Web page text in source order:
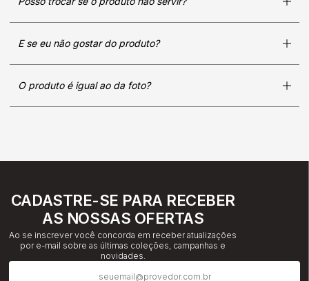
E se eu não gostar do produto?
O produto é igual ao da foto?
CADASTRE-SE PARA RECEBER
AS NOSSAS OFERTAS
Ao se inscrever você concorda em receber atualizações
por e-mail sobre as últimas coleções, campanhas e
novidades.